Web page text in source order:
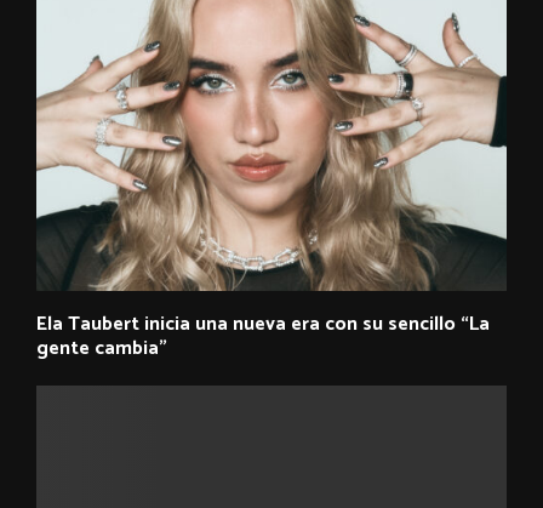
Ela Taubert inicia una nueva era con su sencillo “La
gente cambia”